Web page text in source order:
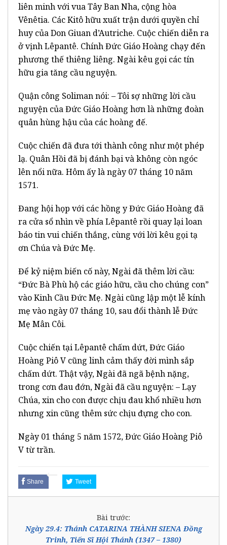
liên minh với vua Tây Ban Nha, cộng hòa
Vênêtia. Các Kitô hữu xuất trận dưới quyền chỉ
huy của Don Giuan d’Autriche. Cuộc chiến diễn ra
ở vịnh Lêpantê. Chính Đức Giáo Hoàng chạy đến
phương thế thiêng liêng. Ngài kêu gọi các tín
hữu gia tăng cầu nguyện.
Quận công Soliman nói: – Tôi sợ những lời cầu
nguyện của Đức Giáo Hoàng hơn là những đoàn
quân hùng hậu của các hoàng đế.
Cuộc chiến đã đưa tới thành công như một phép
lạ. Quân Hồi đã bị đánh bại và không còn ngóc
lên nổi nữa. Hôm ấy là ngày 07 tháng 10 năm
1571.
Đang hội họp với các hồng y Đức Giáo Hoàng đã
ra cửa sổ nhìn về phía Lêpantê rồi quay lại loan
báo tin vui chiến thắng, cùng với lời kêu gọi tạ
ơn Chúa và Đức Mẹ.
Để kỷ niệm biến cố này, Ngài đã thêm lời cầu:
“Đức Bà Phù hộ các giáo hữu, cầu cho chúng con”
vào Kinh Cầu Đức Mẹ. Ngài cũng lập một lễ kính
mẹ vào ngày 07 tháng 10, sau đổi thành lễ Đức
Mẹ Mân Côi.
Cuộc chiến tại Lêpantê chấm dứt, Đức Giáo
Hoàng Piô V cũng linh cảm thấy đời mình sắp
chấm dứt. Thật vậy, Ngài đã ngã bệnh nặng,
trong cơn đau đớn, Ngài đã cầu nguyện: – Lạy
Chúa, xin cho con được chịu đau khổ nhiều hơn
nhưng xin cũng thêm sức chịu đựng cho con.
Ngày 01 tháng 5 năm 1572, Đức Giáo Hoàng Piô
V từ trần.
Share Tweet
Bài trước:
Ngày 29.4: Thánh CATARINA THÀNH SIENA Đồng
Trinh, Tiến Sĩ Hội Thánh (1347 – 1380)